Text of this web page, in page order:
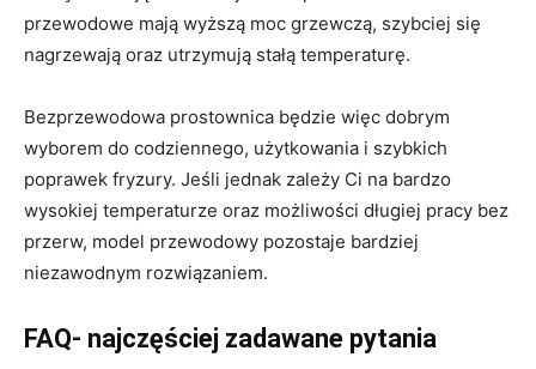
przewodowe mają wyższą moc grzewczą, szybciej się
nagrzewają oraz utrzymują stałą temperaturę.
Bezprzewodowa prostownica będzie więc dobrym
wyborem do codziennego, użytkowania i szybkich
poprawek fryzury. Jeśli jednak zależy Ci na bardzo
wysokiej temperaturze oraz możliwości długiej pracy bez
przerw, model przewodowy pozostaje bardziej
niezawodnym rozwiązaniem.
FAQ- najczęściej zadawane pytania